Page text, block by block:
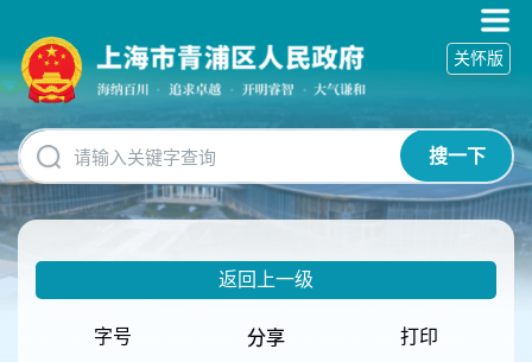
碍
操
明
跳
转
到
网
搜一下
关怀版
返回上一级
字号
分享 打印